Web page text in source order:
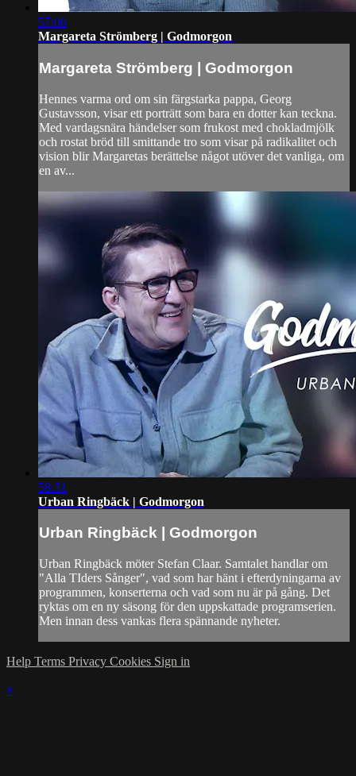
57:06
Margareta Strömberg | Godmorgon
Margareta Strömberg | Godmorgon
Hennes varma ord om sin färgstarka pappa, Georg
Gustavsson, visar ett porträtt som bara en dotter kan teckna.
Med vardagsnära händelser som frukost med chokladmjölk
och rostat bröd till smittande tro som visar på radikalitet och
vision blir Margaretas berättelse något utöver det vanliga, om
en av...
58:31
Urban Ringbäck | Godmorgon
Urban Ringbäck | Godmorgon
Urban Ringbäck möter Stefan Claar. Samtalet handlar om
"Alla TIders Sånger", vad som har hänt i efterdyningarna av
programmen, konserterna och vad som nu är på gång. Det
ryktas om en ny säsong för den uppskattade programserien.
Men innan dess vankas flera spännande nyheter.
Help Terms Privacy Cookies Sign in
×